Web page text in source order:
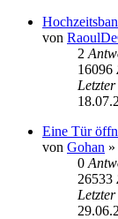
von
2
16096
Eine Tür
von Gohan
0
26533